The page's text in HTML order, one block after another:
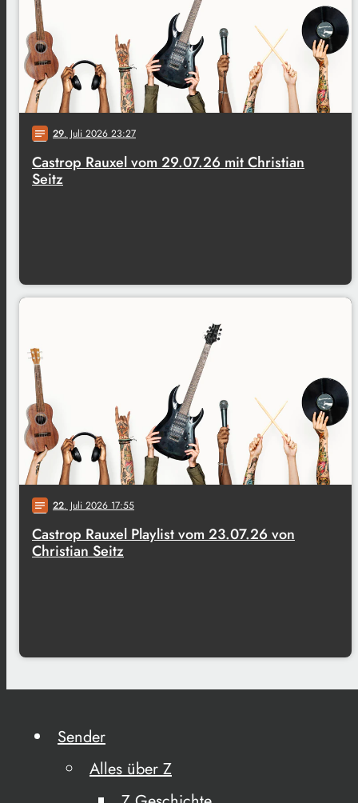
notes 29. Juli 2026 23:27
Castrop Rauxel vom 29.07.26 mit Christian
Seitz
notes 22. Juli 2026 17:55
Castrop Rauxel Playlist vom 23.07.26 von
Christian Seitz
Sender
Alles über Z